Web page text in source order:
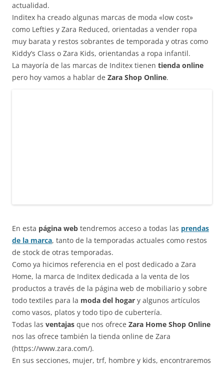
actualidad.
Inditex ha creado algunas marcas de moda «low cost»
como Lefties y Zara Reduced, orientadas a vender ropa
muy barata y restos sobrantes de temporada y otras como
Kiddy’s Class o Zara Kids, orientandas a ropa infantil.
La mayoría de las marcas de Inditex tienen tienda online
pero hoy vamos a hablar de Zara Shop Online.
En esta página web tendremos acceso a todas las prendas
de la marca, tanto de la temporadas actuales como restos
de stock de otras temporadas.
Como ya hicimos referencia en el post dedicado a Zara
Home, la marca de Inditex dedicada a la venta de los
productos a través de la página web de mobiliario y sobre
todo textiles para la moda del hogar y algunos artículos
como vasos, platos y todo tipo de cubertería.
Todas las ventajas que nos ofrece Zara Home Shop Online
nos las ofrece también la tienda online de Zara
(https://www.zara.com/).
En sus secciones, mujer, trf, hombre y kids, encontraremos